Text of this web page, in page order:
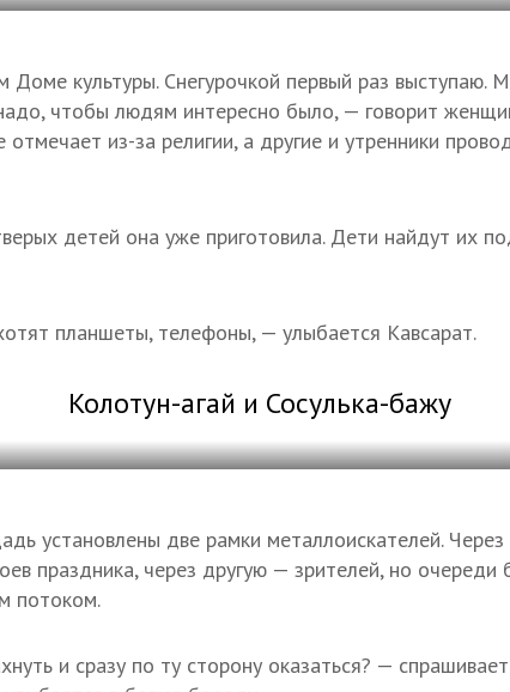
культуры. Снегурочкой первый раз выступаю.
чтобы людям интересно было, — говорит
из-за религии, а другие и утренники
детей она уже приготовила. Дети найдут их
планшеты, телефоны, — улыбается Кавсарат.
Колотун-агай и Сосулька-бажу
установлены две рамки металлоискателей.
праздника, через другую — зрителей, но
потоком.
и сразу по ту сторону оказаться? —